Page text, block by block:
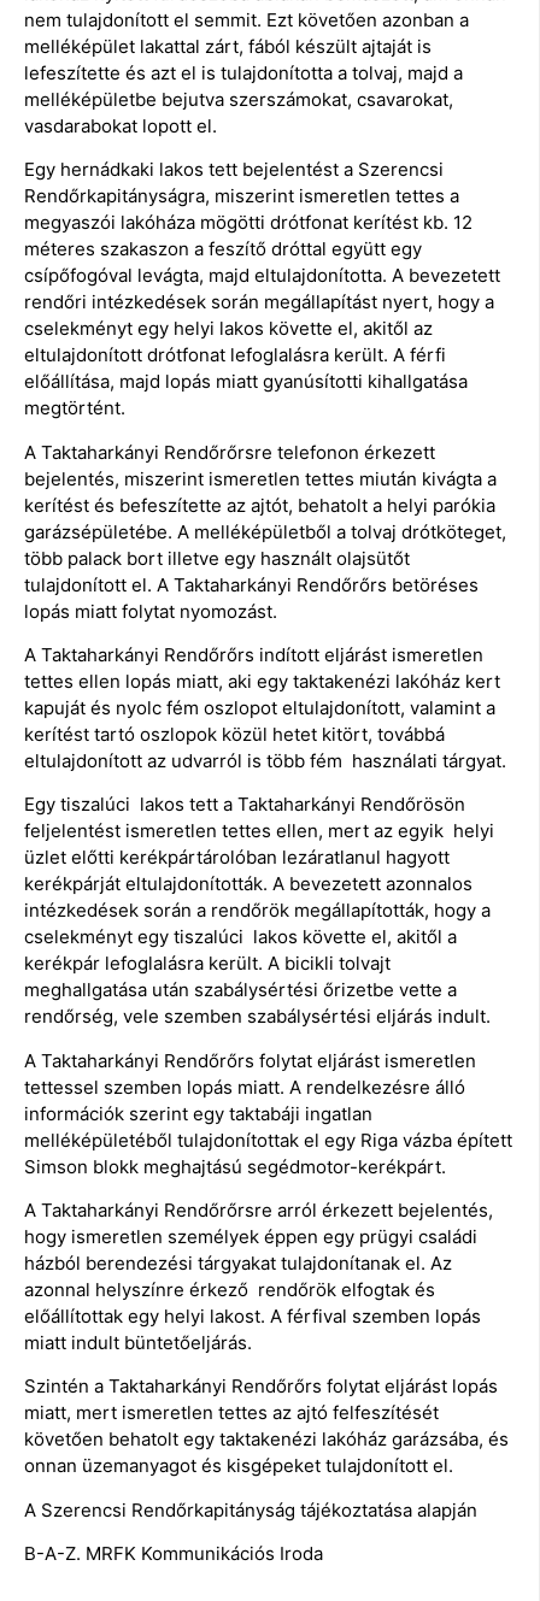
nem tulajdonított el semmit. Ezt követően azonban a
melléképület lakattal zárt, fából készült ajtaját is
lefeszítette és azt el is tulajdonította a tolvaj, majd a
melléképületbe bejutva szerszámokat, csavarokat,
vasdarabokat lopott el.
Egy hernádkaki lakos tett bejelentést a Szerencsi
Rendőrkapitányságra, miszerint ismeretlen tettes a
megyaszói lakóháza mögötti drótfonat kerítést kb. 12
méteres szakaszon a feszítő dróttal együtt egy
csípőfogóval levágta, majd eltulajdonította. A bevezetett
rendőri intézkedések során megállapítást nyert, hogy a
cselekményt egy helyi lakos követte el, akitől az
eltulajdonított drótfonat lefoglalásra került. A férfi
előállítása, majd lopás miatt gyanúsítotti kihallgatása
megtörtént.
A Taktaharkányi Rendőrőrsre telefonon érkezett
bejelentés, miszerint ismeretlen tettes miután kivágta a
kerítést és befeszítette az ajtót, behatolt a helyi parókia
garázsépületébe. A melléképületből a tolvaj drótköteget,
több palack bort illetve egy használt olajsütőt
tulajdonított el. A Taktaharkányi Rendőrőrs betöréses
lopás miatt folytat nyomozást.
A Taktaharkányi Rendőrőrs indított eljárást ismeretlen
tettes ellen lopás miatt, aki egy taktakenézi lakóház kert
kapuját és nyolc fém oszlopot eltulajdonított, valamint a
kerítést tartó oszlopok közül hetet kitört, továbbá
eltulajdonított az udvarról is több fém használati tárgyat.
Egy tiszalúci lakos tett a Taktaharkányi Rendőrösön
feljelentést ismeretlen tettes ellen, mert az egyik helyi
üzlet előtti kerékpártárolóban lezáratlanul hagyott
kerékpárját eltulajdonították. A bevezetett azonnalos
intézkedések során a rendőrök megállapították, hogy a
cselekményt egy tiszalúci lakos követte el, akitől a
kerékpár lefoglalásra került. A bicikli tolvajt
meghallgatása után szabálysértési őrizetbe vette a
rendőrség, vele szemben szabálysértési eljárás indult.
A Taktaharkányi Rendőrőrs folytat eljárást ismeretlen
tettessel szemben lopás miatt. A rendelkezésre álló
információk szerint egy taktabáji ingatlan
melléképületéből tulajdonítottak el egy Riga vázba épített
Simson blokk meghajtású segédmotor-kerékpárt.
A Taktaharkányi Rendőrőrsre arról érkezett bejelentés,
hogy ismeretlen személyek éppen egy prügyi családi
házból berendezési tárgyakat tulajdonítanak el. Az
azonnal helyszínre érkező rendőrök elfogtak és
előállítottak egy helyi lakost. A férfival szemben lopás
miatt indult büntetőeljárás.
Szintén a Taktaharkányi Rendőrőrs folytat eljárást lopás
miatt, mert ismeretlen tettes az ajtó felfeszítését
követően behatolt egy taktakenézi lakóház garázsába, és
onnan üzemanyagot és kisgépeket tulajdonított el.
A Szerencsi Rendőrkapitányság tájékoztatása alapján
B-A-Z. MRFK Kommunikációs Iroda